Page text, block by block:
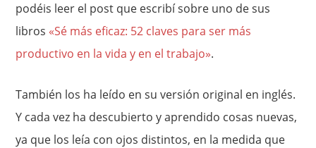
podéis leer el post que escribí sobre uno de sus
libros «Sé más eficaz: 52 claves para ser más
productivo en la vida y en el trabajo».
También los ha leído en su versión original en inglés.
Y cada vez ha descubierto y aprendido cosas nuevas,
ya que los leía con ojos distintos, en la medida que